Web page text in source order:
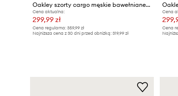
Oakley szorty cargo męskie bawełniane z elastanem
Cena aktualna:
299,99 zł
Cena regularna: 359,99 zł
Najniższa cena z 30 dni przed obniżką: 319,99 zł
Cena
Cena